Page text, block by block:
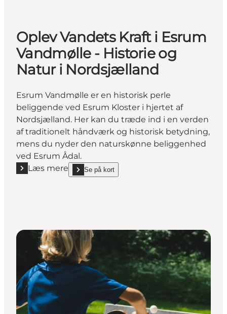
Oplev Vandets Kraft i Esrum
Vandmølle - Historie og
Natur i Nordsjælland
Esrum Vandmølle er en historisk perle
beliggende ved Esrum Kloster i hjertet af
Nordsjælland. Her kan du træde ind i en verden
af traditionelt håndværk og historisk betydning,
mens du nyder den naturskønne beliggenhed
ved Esrum Ådal.
Læs mere
Læs mere "Oplev Vandets Kraft i Esrum Vandmølle
Se på kort
show Oplev Vandets Kraft i Esrum Vandmølle -